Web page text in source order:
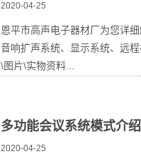
2020-04-25
恩平市高声电子器材厂为您详
音响扩声系统、显示系统、远
\图片\实物资料...
多功能会议系统模式介
2020-04-25